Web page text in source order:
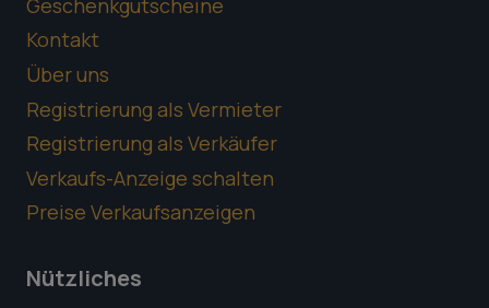
Kontakt
Über uns
Registrierung als Vermieter
Registrierung als Verkäufer
Verkaufs-Anzeige schalten
Preise Verkaufsanzeigen
Nützliches